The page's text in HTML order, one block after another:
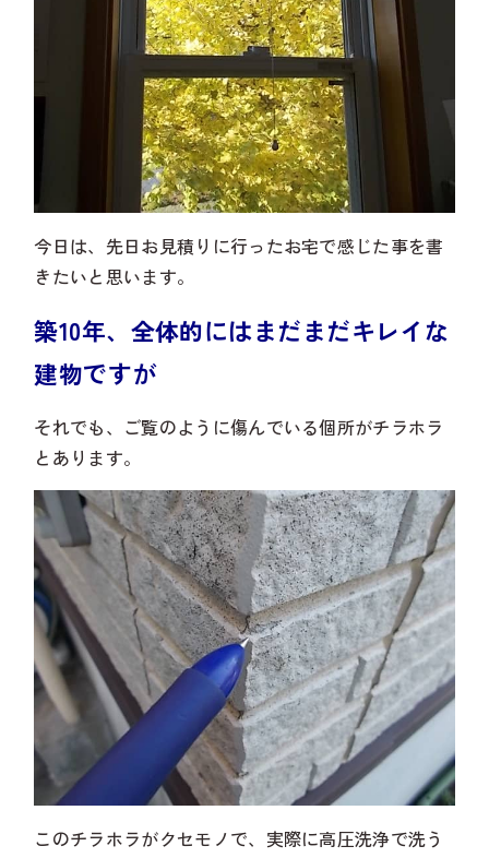
今日は、先日お見積りに行ったお宅で感じた事を書
きたいと思います。
築10年、全体的にはまだまだキレイな
建物ですが
それでも、ご覧のように傷んでいる個所がチラホラ
とあります。
このチラホラがクセモノで、実際に高圧洗浄で洗う